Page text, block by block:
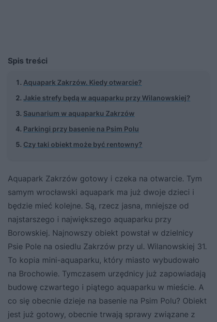
Spis treści
Aquapark Zakrzów. Kiedy otwarcie?
Jakie strefy będą w aquaparku przy Wilanowskiej?
Saunarium w aquaparku Zakrzów
Parkingi przy basenie na Psim Polu
Czy taki obiekt może być rentowny?
Aquapark Zakrzów gotowy i czeka na otwarcie. Tym
samym wrocławski aquapark ma już dwoje dzieci i
będzie mieć kolejne. Są, rzecz jasna, mniejsze od
najstarszego i największego aquaparku przy
Borowskiej. Najnowszy obiekt powstał w dzielnicy
Psie Pole na osiedlu Zakrzów przy ul. Wilanowskiej 31.
To kopia mini-aquaparku, który miasto wybudowało
na Brochowie. Tymczasem urzędnicy już zapowiadają
budowę czwartego i piątego aquaparku w mieście. A
co się obecnie dzieje na basenie na Psim Polu? Obiekt
jest już gotowy, obecnie trwają sprawy związane z